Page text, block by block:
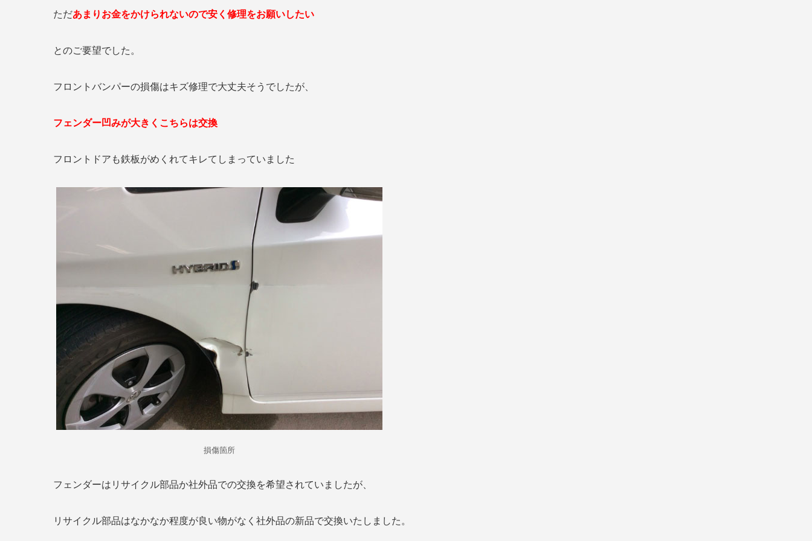
ただあまりお金をかけられないので安く修理をお願いしたい
とのご要望でした。
フロントバンパーの損傷はキズ修理で大丈夫そうでしたが、
フェンダー凹みが大きくこちらは交換
フロントドアも鉄板がめくれてキレてしまっていました
損傷箇所
フェンダーはリサイクル部品か社外品での交換を希望されていましたが、
リサイクル部品はなかなか程度が良い物がなく社外品の新品で交換いたしました。